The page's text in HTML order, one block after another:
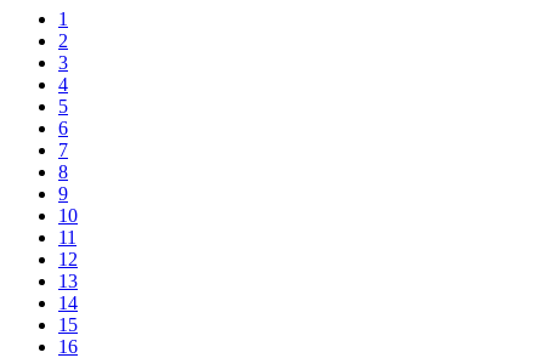
1
2
3
4
5
6
7
8
9
10
11
12
13
14
15
16